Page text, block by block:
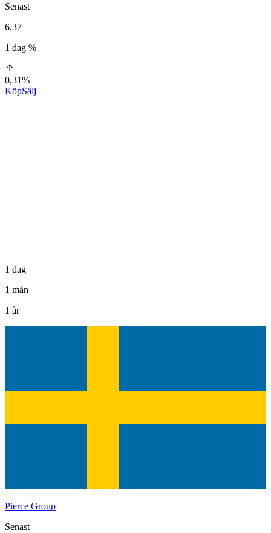
Senast
6,37
1 dag %
0,31%
KöpSälj
1 dag
1 mån
1 år
Pierce Group
Senast